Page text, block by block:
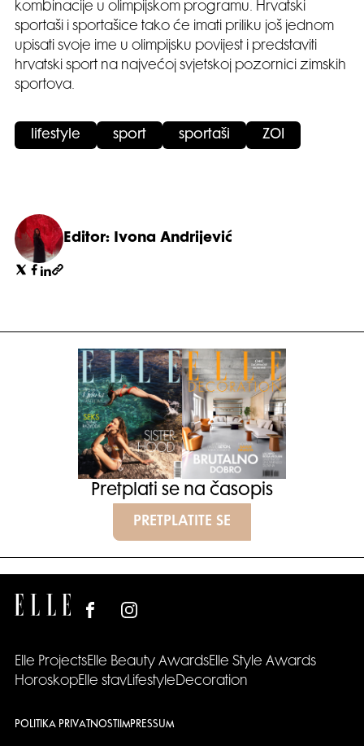
kombinacije u olimpijskom programu. Hrvatski
sportaši i sportašice tako će imati priliku još jednom
upisati svoje ime u olimpijsku povijest i predstaviti
hrvatski sport na najvećoj svjetskoj pozornici zimskih
sportova.
lifestyle sport sportaši ZOI
Editor: Ivona Andrijević
Pretplati se na časopis
PRETPLATITE SE
Elle ProjectsElle Beauty AwardsElle Style Awards
HoroskopElle stavLifestyleDecoration
POLITIKA PRIVATNOSTI IMPRESSUM